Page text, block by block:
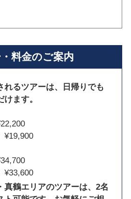
料金のご案内
れるツアーは、日帰りでも
ます。
¥19,900
¥33,600
真鶴エリアのツアーは、2名